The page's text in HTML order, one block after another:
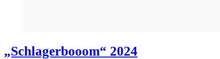
„Schlagerbooom“ 2024